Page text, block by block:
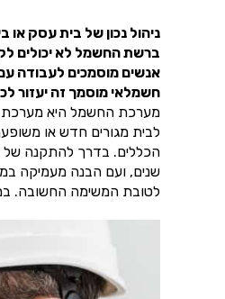
ניהול נכון של בית עסק או
ברשת החשמל לא יכולים
אנשים מוסמכים לעבודה
חשמלאי מוסמך זה יעזור
מערכת החשמל היא מערכת
לבית מגורים חדש או
הכללים. בדרך להתקנה של
שנים, ועם הבנה מעמיקה
לטובת המשימה החשובה.